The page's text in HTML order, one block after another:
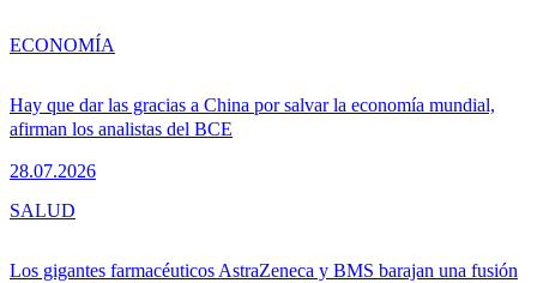
Hay que dar las gracias a China por salvar la economía mundial,
afirman los analistas del BCE
28.07.2026
ECONOMÍA
Los gigantes farmacéuticos AstraZeneca y BMS barajan una fusión
SALUD